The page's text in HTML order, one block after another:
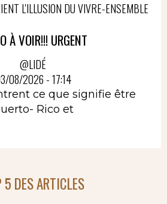
L'ILLUSION DU VIVRE-ENSEMBLE
À VOIR!!! URGENT
@LIDÉ
08/2026 - 17:14
ce que signifie être
Rico et
5 DES ARTICLES